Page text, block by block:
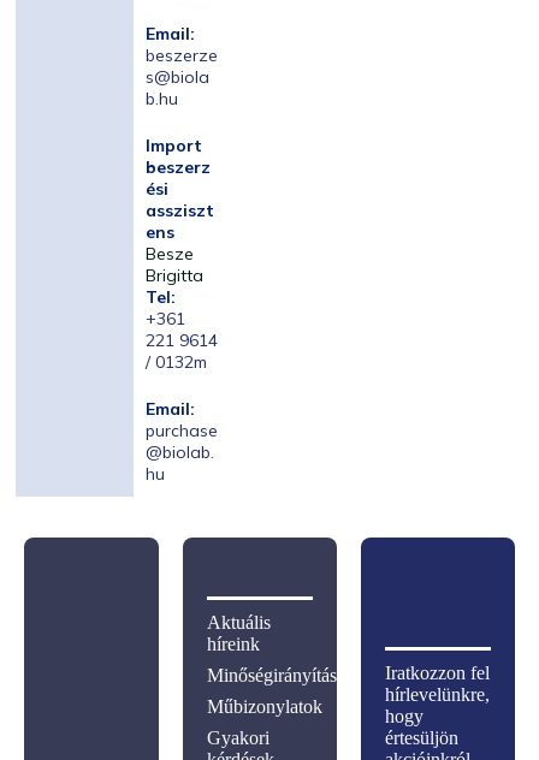
Email:
beszerze
s@biola
b.hu
Import
beszerz
ési
assziszt
ens
Besze
Brigitta
Tel:
+361
221 9614
/ 0132m
Email:
purchase
@biolab.
hu
Iratkozzon fel
hírlevelünkre,
hogy
értesüljön
Aktuális
híreink
Minőségirányítás
Műbizonylatok
Gyakori